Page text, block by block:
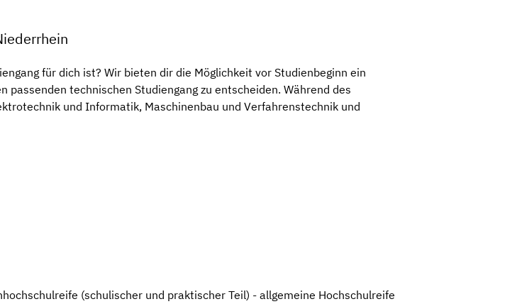
für dich ist? Wir bieten dir die Möglichkeit vor Studienbeginn ein
technischen Studiengang zu entscheiden. Während des
und Informatik, Maschinenbau und Verfahrenstechnik und
(schulischer und praktischer Teil) - allgemeine Hochschulreife